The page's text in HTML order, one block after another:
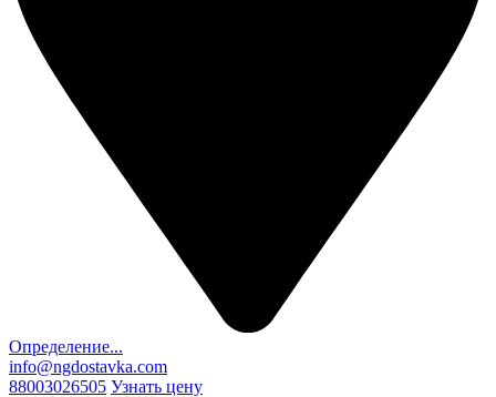
Определение...
info@ngdostavka.com
88003026505 Узнать цену